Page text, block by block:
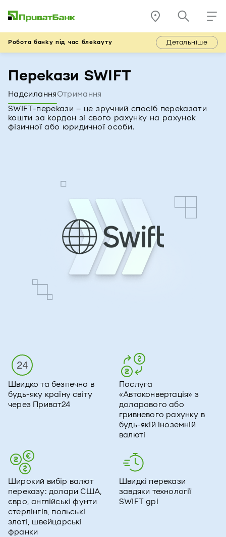
Робота банку під час блекауту Детальніше
Перекази SWIFT
НадсиланняОтримання
SWIFT-перекази – це зручний спосіб переказати
кошти за кордон зі свого рахунку на рахунок
фізичної або юридичної особи.
Швидко та безпечно в
будь-яку країну світу
через Приват24
Послуга
«Автоконвертація» з
доларового або
гривневого рахунку в
будь-якій іноземній
валюті
Широкий вибір валют
переказу: долари США,
євро, англійські фунти
стерлінгів, польські
злоті, швейцарські
франки
Швидкі перекази
завдяки технології
SWIFT gpi